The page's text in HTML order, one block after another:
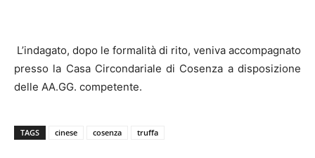
L’indagato, dopo le formalità di rito, veniva accompagnato
presso la Casa Circondariale di Cosenza a disposizione
delle AA.GG. competente.
TAGS cinese cosenza truffa